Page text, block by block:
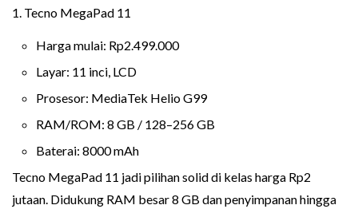
1. Tecno MegaPad 11
Harga mulai: Rp2.499.000
Layar: 11 inci, LCD
Prosesor: MediaTek Helio G99
RAM/ROM: 8 GB / 128–256 GB
Baterai: 8000 mAh
Tecno MegaPad 11 jadi pilihan solid di kelas harga Rp2
jutaan. Didukung RAM besar 8 GB dan penyimpanan hingga